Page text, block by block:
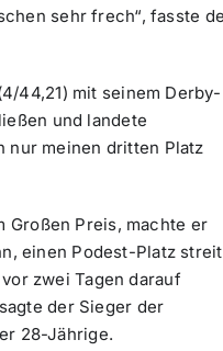
sehr frech“, fasste
44,21) mit seinem Derby-
und landete
nur meinen dritten Platz
Großen Preis, machte er
einen Podest-Platz
zwei Tagen darauf
der Sieger der
28-Jährige.